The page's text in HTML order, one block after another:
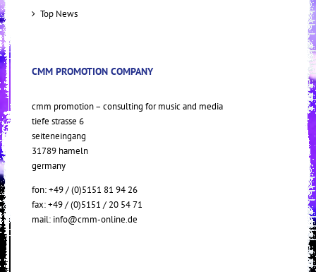
Top News
CMM PROMOTION COMPANY
cmm promotion – consulting for music and media
tiefe strasse 6
seiteneingang
31789 hameln
germany
fon: +49 / (0)5151 81 94 26
fax: +49 / (0)5151 / 20 54 71
mail: info@cmm-online.de